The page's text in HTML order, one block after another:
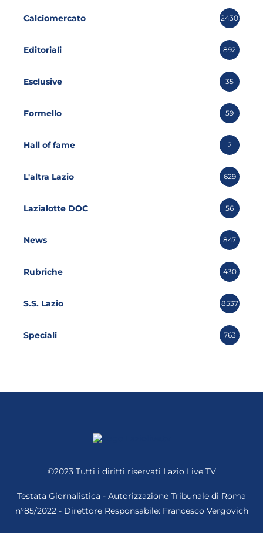
Calciomercato 2430
Editoriali 892
Esclusive 35
Formello 59
Hall of fame 2
L'altra Lazio 629
Lazialotte DOC 56
News 847
Rubriche 430
S.S. Lazio 8537
Speciali 763
©2023 Tutti i diritti riservati Lazio Live TV
Testata Giornalistica - Autorizzazione Tribunale di Roma
n°85/2022 - Direttore Responsabile: Francesco Vergovich